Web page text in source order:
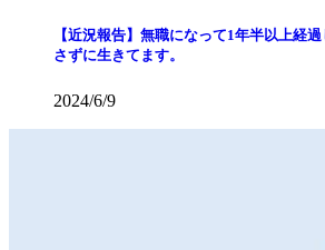
【近況報告】無職になって1年半以上経
さずに生きてます。
2024/6/9